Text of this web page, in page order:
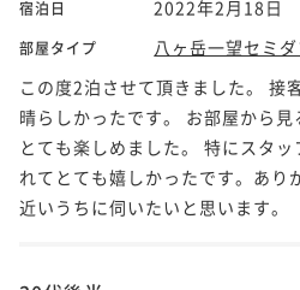
宿泊日 2022年2月18日
部屋タイプ
八ヶ岳一望セミ
この度2泊させて頂きました。 接
晴らしかったです。 お部屋から
とても楽しめました。 特にスタ
れてとても嬉しかったです。あり
近いうちに伺いたいと思います。